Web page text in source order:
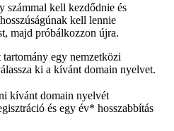
számmal kell kezdődnie és
kell lennie
majd próbálkozzon újra.
egy nemzetközi
ki a kívánt domain nyelvet.
kívánt domain nyelvét
és egy év* hosszabbítás